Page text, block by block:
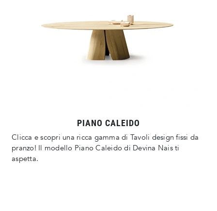
PIANO CALEIDO
Clicca e scopri una ricca gamma di Tavoli design fissi da
pranzo! Il modello Piano Caleido di Devina Nais ti
aspetta.